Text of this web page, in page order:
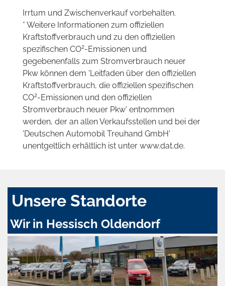
Irrtum und Zwischenverkauf vorbehalten.
* Weitere Informationen zum offiziellen
Kraftstoffverbrauch und zu den offiziellen
spezifischen CO2-Emissionen und
gegebenenfalls zum Stromverbrauch neuer
Pkw können dem 'Leitfaden über den offiziellen
Kraftstoffverbrauch, die offiziellen spezifischen
CO2-Emissionen und den offiziellen
Stromverbrauch neuer Pkw' entnommen
werden, der an allen Verkaufsstellen und bei der
'Deutschen Automobil Treuhand GmbH'
unentgeltlich erhältlich ist unter www.dat.de.
Unsere Standorte
Wir in Hessisch Oldendorf